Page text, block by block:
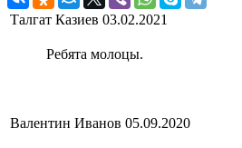
Талгат Казиев 03.02.2021
Ребята молоцы.
Валентин Иванов 05.09.2020